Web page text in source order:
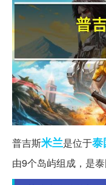
普吉斯米兰是位于泰
由9个岛屿组成，是